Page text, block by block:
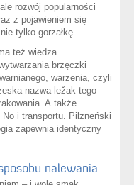
rozwój popularności
z pojawieniem się
tylko gorzałkę.
też wiedza
brzęczki
warzenia, czyli
nazwa ležak tego
A także
i transportu. Pilzneński
zapewnia identyczny
nalewania